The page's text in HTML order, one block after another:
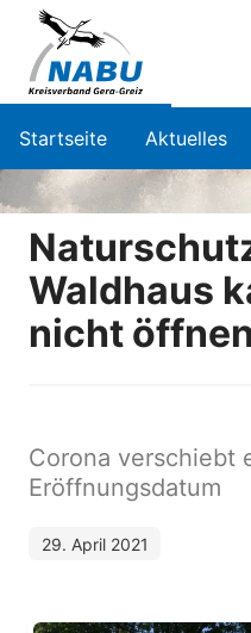
Startseite Aktuelles
Waldhaus
nicht öffnen
Corona verschiebt
Eröffnungsdatum
29. April 2021